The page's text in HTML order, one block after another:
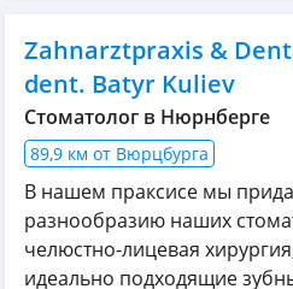
Zahnarztpraxis &
dent. Batyr Kuliev
Стоматолог в Нюрнберге
89,9 км от Вюрцбурга
В нашем праксисе мы
разнообразию наших
челюстно-лицевая
идеально подходящие